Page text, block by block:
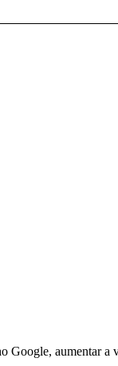
Google, aumentar a